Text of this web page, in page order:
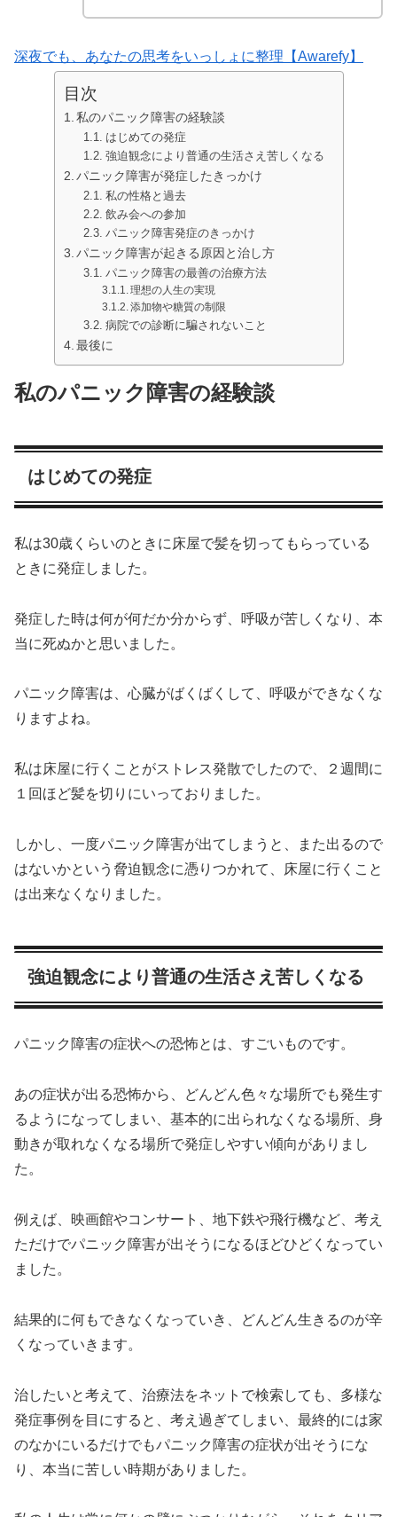
深夜でも、あなたの思考をいっしょに整理【Awarefy】
目次
私のパニック障害の経験談
はじめての発症
強迫観念により普通の生活さえ苦しくなる
パニック障害が発症したきっかけ
私の性格と過去
飲み会への参加
パニック障害発症のきっかけ
パニック障害が起きる原因と治し方
パニック障害の最善の治療方法
理想の人生の実現
添加物や糖質の制限
病院での診断に騙されないこと
最後に
私のパニック障害の経験談
はじめての発症
私は30歳くらいのときに床屋で髪を切ってもらっている
ときに発症しました。
発症した時は何が何だか分からず、呼吸が苦しくなり、本
当に死ぬかと思いました。
パニック障害は、心臓がばくばくして、呼吸ができなくな
りますよね。
私は床屋に行くことがストレス発散でしたので、２週間に
１回ほど髪を切りにいっておりました。
しかし、一度パニック障害が出てしまうと、また出るので
はないかという脅迫観念に憑りつかれて、床屋に行くこと
は出来なくなりました。
強迫観念により普通の生活さえ苦しくなる
パニック障害の症状への恐怖とは、すごいものです。
あの症状が出る恐怖から、どんどん色々な場所でも発生す
るようになってしまい、基本的に出られなくなる場所、身
動きが取れなくなる場所で発症しやすい傾向がありまし
た。
例えば、映画館やコンサート、地下鉄や飛行機など、考え
ただけでパニック障害が出そうになるほどひどくなってい
ました。
結果的に何もできなくなっていき、どんどん生きるのが辛
くなっていきます。
治したいと考えて、治療法をネットで検索しても、多様な
発症事例を目にすると、考え過ぎてしまい、最終的には家
のなかにいるだけでもパニック障害の症状が出そうにな
り、本当に苦しい時期がありました。